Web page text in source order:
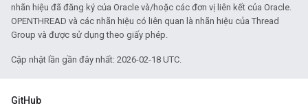
nhãn hiệu đã đăng ký của Oracle và/hoặc các đơn vị liên kết của Oracle.
OPENTHREAD và các nhãn hiệu có liên quan là nhãn hiệu của Thread
Group và được sử dụng theo giấy phép.
Cập nhật lần gần đây nhất: 2026-02-18 UTC.
GitHub